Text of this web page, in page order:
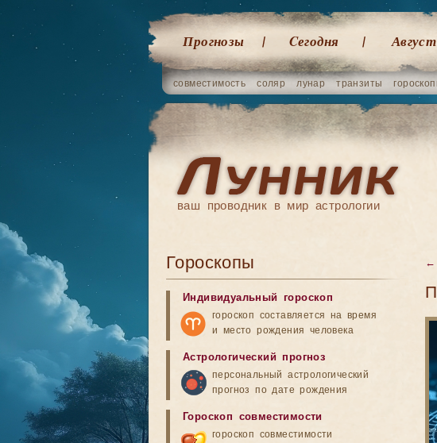
Прогнозы Cегодня Август
совместимость соляр лунар транзиты
ваш проводник в мир астрологии
←
Гороскопы
Индивидуальный гороскоп
гороскоп составляется на время
и место рождения человека
Астрологический прогноз
персональный астрологический
прогноз по дате рождения
Гороскоп совместимости
гороскоп совместимости